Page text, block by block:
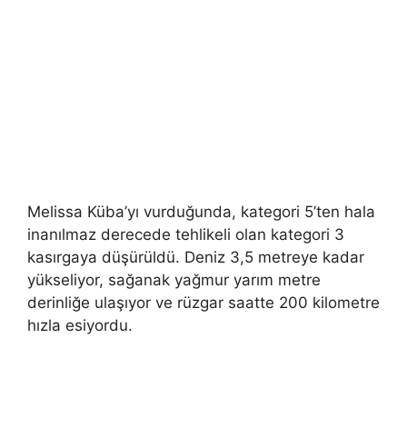
Melissa Küba’yı vurduğunda, kategori 5’ten hala
inanılmaz derecede tehlikeli olan kategori 3
kasırgaya düşürüldü. Deniz 3,5 metreye kadar
yükseliyor, sağanak yağmur yarım metre
derinliğe ulaşıyor ve rüzgar saatte 200 kilometre
hızla esiyordu.